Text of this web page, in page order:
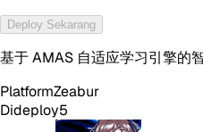
Deploy Sekarang
基于 AMAS 自适应学习引擎的
PlatformZeabur
Dideploy5